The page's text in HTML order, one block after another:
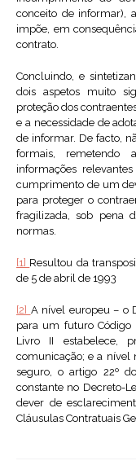
conceito de informar),
impõe, em
contrato.
Concluindo, e
dois aspetos muito
proteção dos
e a necessidade de
de informar. De facto,
formais, remetendo
informações
cumprimento de um
para proteger o
fragilizada, sob pena
normas.
[1] Resultou da
de 5 de abril de 1993
[2] A nível europeu – o
para um futuro Código
Livro II estabelece,
comunicação; e a nível
seguro, o artigo 22º
constante no Decreto-
dever de
Cláusulas Contratuais